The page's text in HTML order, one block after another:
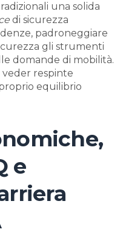
una solida
di sicurezza
padroneggiare
gli strumenti
domande di mobilità.
respinte
equilibrio
e